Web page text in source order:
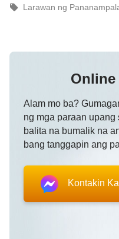
Larawan ng
Alam mo ba?
ng mga paraan
balita na bumalik na
bang tanggapin ang
Kontakin